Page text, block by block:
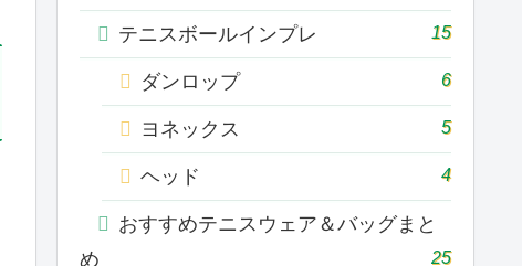
テニスボールインプレ 15
ダンロップ 6
ヨネックス 5
ヘッド 4
おすすめテニスウェア＆バッグまと
め
25